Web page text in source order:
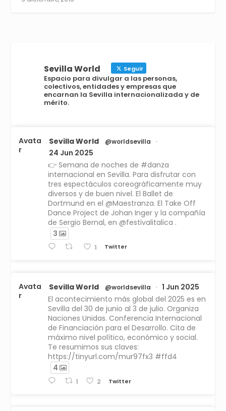
Sevilla World Seguir
Espacio para divulgar a las personas,
colectivos, entidades y empresas que
encarnan la Sevilla internacionalizada y de
mérito.
Avata
r
Sevilla World @worldsevilla ·
24 Jun 2025
👉 Semana de noches de #danza
internacional en Sevilla. Para disfrutar con
tres espectáculos coreográficamente muy
diversos y de buen nivel. El Ballet de
Dortmund en el @Maestranza. El Take Off
Dance Project de Johan Inger y la compañía
de Sergio Bernal, en @festivalitalica .
3
1 Twitter
Avata
r
Sevilla World @worldsevilla ·
1 Jun 2025
El acontecimiento más global del 2025 es en
Sevilla del 30 de junio al 3 de julio. Organiza
Naciones Unidas. Conferencia Internacional
de Financiación para el Desarrollo. Cita de
máximo nivel político, económico y social.
Te resumimos sus claves:
https://tinyurl.com/mur97fx3 #ffd4
4
1 2 Twitter